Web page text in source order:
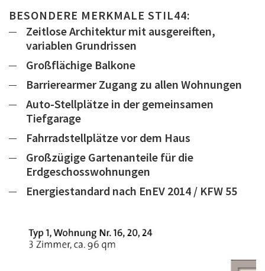
BESONDERE MERKMALE STIL44:
Zeitlose Architektur mit ausgereiften,
variablen Grundrissen
Großflächige Balkone
Barrierearmer Zugang zu allen Wohnungen
Auto-Stellplätze in der gemeinsamen
Tiefgarage
Fahrradstellplätze vor dem Haus
Großzügige Gartenanteile für die
Erdgeschosswohnungen
Energiestandard nach EnEV 2014 / KFW 55